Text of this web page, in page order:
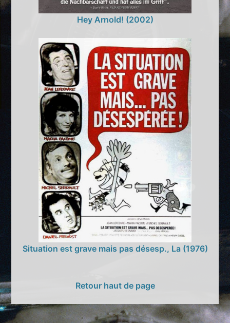
Hey Arnold! (2002)
Situation est grave mais pas désesp., La (1976)
Retour haut de page